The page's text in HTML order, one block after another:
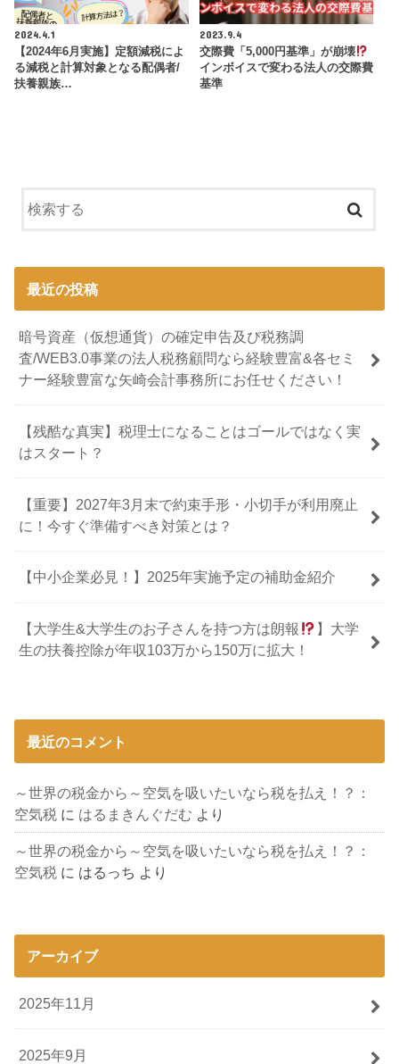
2024.4.1
【2024年6月実施】定額減税によ
る減税と計算対象となる配偶者/
扶養親族…
2023.9.4
交際費「5,000円基準」が崩壊
インボイスで変わる法人の交際費
基準
最近の投稿
暗号資産（仮想通貨）の確定申告及び税務調
査/WEB3.0事業の法人税務顧問なら経験豊富&各セミ
ナー経験豊富な矢崎会計事務所にお任せください！
【残酷な真実】税理士になることはゴールではなく実
はスタート？
【重要】2027年3月末で約束手形・小切手が利用廃止
に！今すぐ準備すべき対策とは？
【中小企業必見！】2025年実施予定の補助金紹介
【大学生&大学生のお子さんを持つ方は朗報
】大学
生の扶養控除が年収103万から150万に拡大！
最近のコメント
～世界の税金から～空気を吸いたいなら税を払え！？：
空気税 に はるまきんぐだむ より
～世界の税金から～空気を吸いたいなら税を払え！？：
空気税 に はるっち より
アーカイブ
2025年11月
2025年9月